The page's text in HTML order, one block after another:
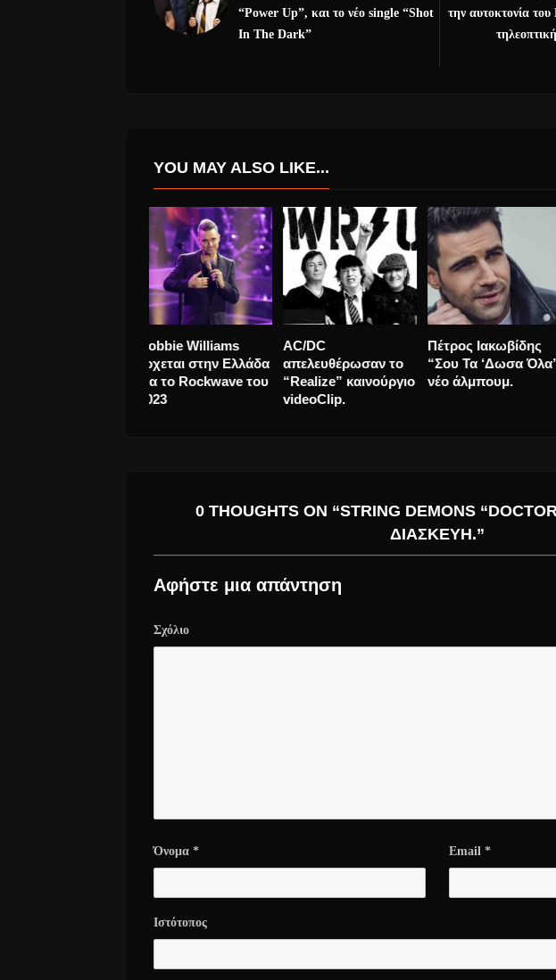
“Power Up”, και το νέο single “Shot
In The Dark”
την αυτοκτονία
YOU MAY ALSO LIKE...
New elliott smith!
Robbie Williams
έρχεται στην Ελλάδα
για το Rockwave του
2023
AC/DC
απελευθέρωσαν
“Realize”
0 THOUGHTS ON “STRING DEMONS
ΔΙΑΣΚΕΥΉ.”
Αφήστε μια απάντηση
Σχόλιο
Όνομα * Email *
Ιστότοπος